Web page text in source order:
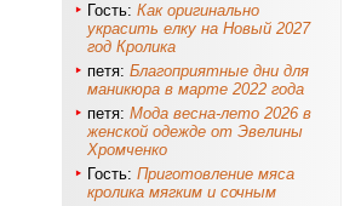
Гость: Как оригинально
украсить елку на Новый 2027
год Кролика
петя: Благоприятные дни для
маникюра в марте 2022 года
петя: Мода весна-лето 2026 в
женской одежде от Эвелины
Хромченко
Гость: Приготовление мяса
кролика мягким и сочным